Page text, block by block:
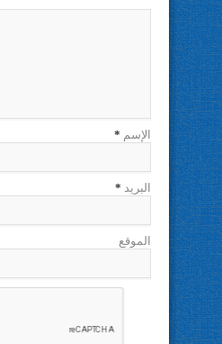
الإسم *
البريد *
الموقع